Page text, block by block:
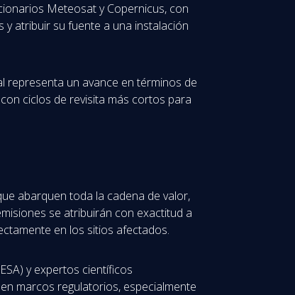
Meteosat y Copernicus, con
y atribuir su fuente a una instalación
representa un avance en términos de
ciclos de revisita más cortos para
abarquen toda la cadena de valor,
se atribuirán con exactitud a
en los sitios afectados.
y expertos científicos
marcos regulatorios, especialmente